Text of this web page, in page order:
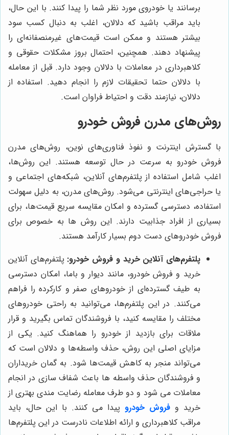
برسانند یا خودروی مورد نظر شما را پیدا کنند. با این حال،
باید مراقب باشید که دلالان، اغلب به دنبال کسب سود
بیشتر هستند و ممکن است قیمت‌های غیرمنصفانه‌ای را
پیشنهاد دهند. همچنین، احتمال بروز مشکلات حقوقی و
کلاهبرداری در معاملات با دلالان وجود دارد. قبل از معامله
با دلالان حتما تحقیقات لازم را انجام دهید. استفاده از
دلالان، نیازمند دقت و احتیاط فراوان است.
روش‌های مدرن فروش خودرو
با گسترش اینترنت و نفوذ فناوری‌های نوین، روش‌های مدرن
فروش خودرو به سرعت در حال توسعه هستند. این روش‌ها،
اغلب شامل استفاده از پلتفرم‌های آنلاین، شبکه‌های اجتماعی و
یا حراجی‌های اینترنتی می‌شود. روش‌های مدرن، به دلیل سهولت
استفاده، دسترسی گسترده و امکان مقایسه سریع قیمت‌ها، برای
بسیاری از افراد جذابیت دارند. این روش ها به خصوص برای
فروش خودروهای دست دوم بسیار کارآمد هستند.
پلتفرم‌های آنلاین خرید و فروش خودرو: پلتفرم‌های آنلاین
خرید و فروش خودرو، مانند دیوار و باما، امکان دسترسی
به طیف گسترده‌ای از خودروهای صفر و کارکرده را فراهم
می‌کنند. در این پلتفرم‌ها، می‌توانید به راحتی خودروهای
مختلف را مقایسه کنید، با فروشندگان تماس بگیرید و قرار
ملاقات برای بازدید از خودرو را هماهنگ کنید. یکی از
مزایای اصلی این روش، حذف واسطه‌ها و دلالان است که
می‌تواند منجر به کاهش قیمت‌ها شود. به گمان خریداران
و فروشندگان حذف واسطه ها باعث شفاف سازی در انجام
معاملات می ‌شود و دو طرف معامله رضایت ‌مندی بهتری از
خرید و فروش خودرو پیدا می‌ کنند. با این حال، باید
مراقب کلاهبرداری و ارائه اطلاعات نادرست در این پلتفرم‌ها